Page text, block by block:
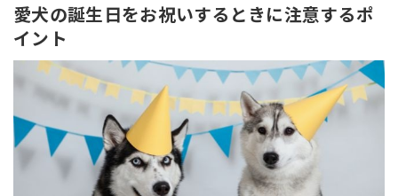
愛犬の誕生日をお祝いするときに注意するポ
イント